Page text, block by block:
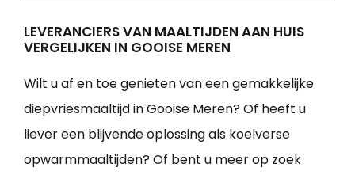
LEVERANCIERS VAN MAALTIJDEN AAN HUIS
VERGELIJKEN IN GOOISE MEREN
Wilt u af en toe genieten van een gemakkelijke
diepvriesmaaltijd in Gooise Meren? Of heeft u
liever een blijvende oplossing als koelverse
opwarmmaaltijden? Of bent u meer op zoek